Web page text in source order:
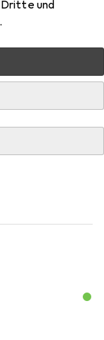
Dritte und
Die
und